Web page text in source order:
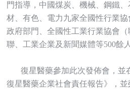
門指導，中國煤炭、機械、鋼鐵
材、有色、電力九家全國性行業
政府部門、全國性工業行業協會
聯、工業企業及新聞媒體等500餘
復星醫藥參加此次發佈會，並
復星醫藥企業社會責任報告》，